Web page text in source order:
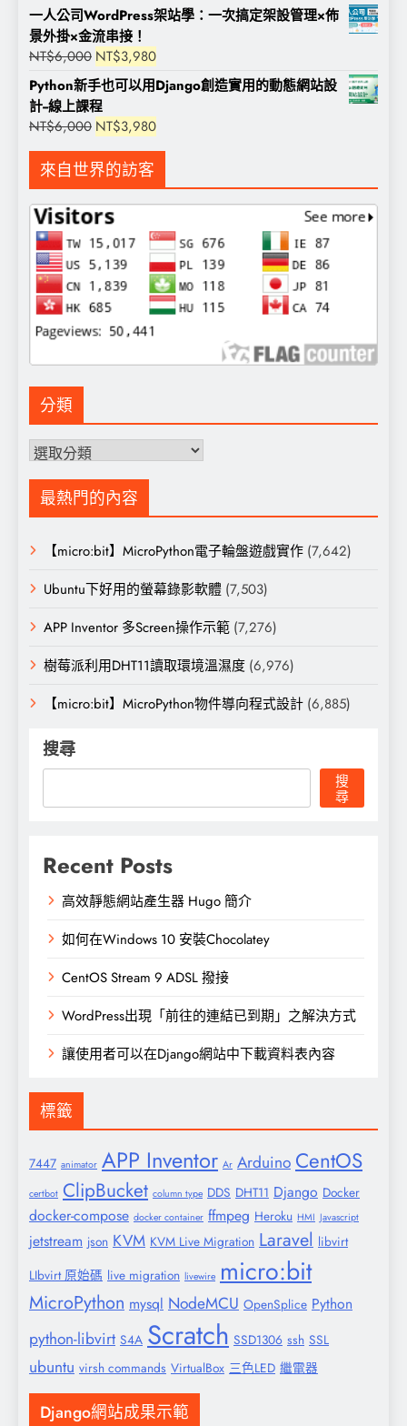
一人公司WordPress架站學：一次搞定架設管理×佈
景外掛×金流串接！
NT$6,000 原
始
價
格：
NT$6,000。
NT$3,980目
前
價
格：
NT$3,980。
Python新手也可以用Django創造實用的動態網站設
計--線上課程
NT$6,000 原
價
格：
NT$6,000。
NT$3,980目
格：
NT$3,980。
來自世界的訪客
分類
分
最熱門的內容
【micro:bit】MicroPython電子輪盤遊戲實作 (7,642)
Ubuntu下好用的螢幕錄影軟體 (7,503)
APP Inventor 多Screen操作示範 (7,276)
樹莓派利用DHT11讀取環境溫濕度 (6,976)
【micro:bit】MicroPython物件導向程式設計 (6,885)
搜尋
搜
尋
Recent Posts
高效靜態網站產生器 Hugo 簡介
如何在Windows 10 安裝Chocolatey
CentOS Stream 9 ADSL 撥接
WordPress出現「前往的連結已到期」之解決方式
讓使用者可以在Django網站中下載資料表內容
標籤
7447 animator APP Inventor Ar Arduino CentOS
certbot ClipBucket column type DDS DHT11 Django Docker
docker-compose docker container ffmpeg Heroku HMI Javascript
jetstream json KVM KVM Live Migration Laravel libvirt
LIbvirt 原始碼 live migration livewire micro:bit
MicroPython mysql NodeMCU OpenSplice Python
python-libvirt S4A Scratch SSD1306 ssh SSL
ubuntu virsh commands VirtualBox 三色LED 繼電器
Django網站成果示範